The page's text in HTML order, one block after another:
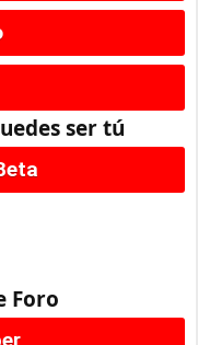
ser tú
Foro